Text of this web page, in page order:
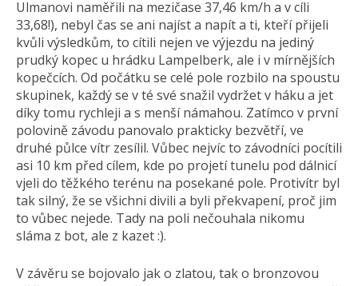
Ulmanovi naměřili na mezičase 37,46 km/h a v cíli
33,68!), nebyl čas se ani najíst a napít a ti, kteří přijeli
kvůli výsledkům, to cítili nejen ve výjezdu na jediný
prudký kopec u hrádku Lampelberk, ale i v mírnějších
kopečcích. Od počátku se celé pole rozbilo na spoustu
skupinek, každý se v té své snažil vydržet v háku a jet
díky tomu rychleji a s menší námahou. Zatímco v první
polovině závodu panovalo prakticky bezvětří, ve
druhé půlce vítr zesílil. Vůbec nejvíc to závodníci pocítili
asi 10 km před cílem, kde po projetí tunelu pod dálnicí
vjeli do těžkého terénu na posekané pole. Protivítr byl
tak silný, že se všichni divili a byli překvapení, proč jim
to vůbec nejede. Tady na poli nečouhala nikomu
sláma z bot, ale z kazet :).
V závěru se bojovalo jak o zlatou, tak o bronzovou